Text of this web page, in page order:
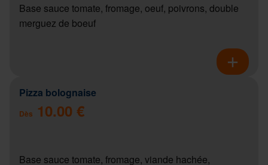
Base sauce tomate, fromage, oeuf, poivrons, double
merguez de boeuf
Pizza bolognaise
Dès 10.00 €
Base sauce tomate, fromage, viande hachée,